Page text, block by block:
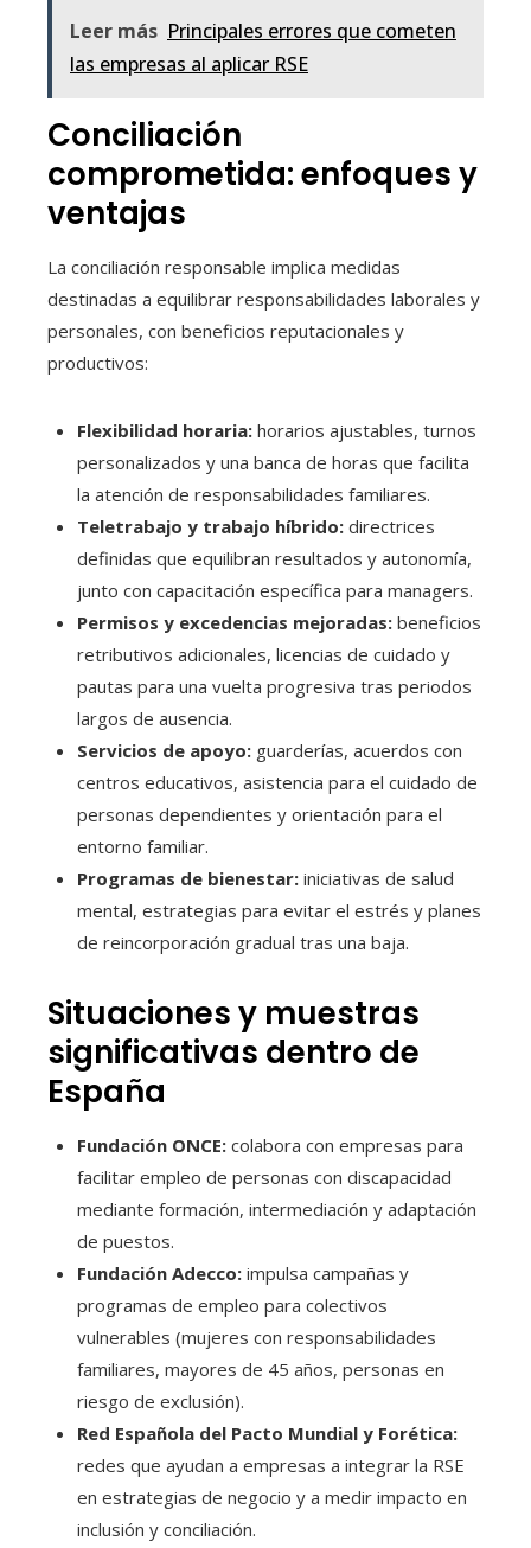
Leer más Principales errores que cometen
las empresas al aplicar RSE
Conciliación
comprometida: enfoques y
ventajas
La conciliación responsable implica medidas
destinadas a equilibrar responsabilidades laborales y
personales, con beneficios reputacionales y
productivos:
Flexibilidad horaria: horarios ajustables, turnos
personalizados y una banca de horas que facilita
la atención de responsabilidades familiares.
Teletrabajo y trabajo híbrido: directrices
definidas que equilibran resultados y autonomía,
junto con capacitación específica para managers.
Permisos y excedencias mejoradas: beneficios
retributivos adicionales, licencias de cuidado y
pautas para una vuelta progresiva tras periodos
largos de ausencia.
Servicios de apoyo: guarderías, acuerdos con
centros educativos, asistencia para el cuidado de
personas dependientes y orientación para el
entorno familiar.
Programas de bienestar: iniciativas de salud
mental, estrategias para evitar el estrés y planes
de reincorporación gradual tras una baja.
Situaciones y muestras
significativas dentro de
España
Fundación ONCE: colabora con empresas para
facilitar empleo de personas con discapacidad
mediante formación, intermediación y adaptación
de puestos.
Fundación Adecco: impulsa campañas y
programas de empleo para colectivos
vulnerables (mujeres con responsabilidades
familiares, mayores de 45 años, personas en
riesgo de exclusión).
Red Española del Pacto Mundial y Forética:
redes que ayudan a empresas a integrar la RSE
en estrategias de negocio y a medir impacto en
inclusión y conciliación.